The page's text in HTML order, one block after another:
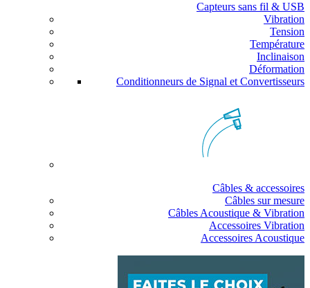
Capteurs sans fil & USB
Vibration
Tension
Température
Inclinaison
Déformation
Conditionneurs de Signal et Convertisseurs
Câbles & accessoires
Câbles sur mesure
Câbles Acoustique & Vibration
Accessoires Vibration
Accessoires Acoustique